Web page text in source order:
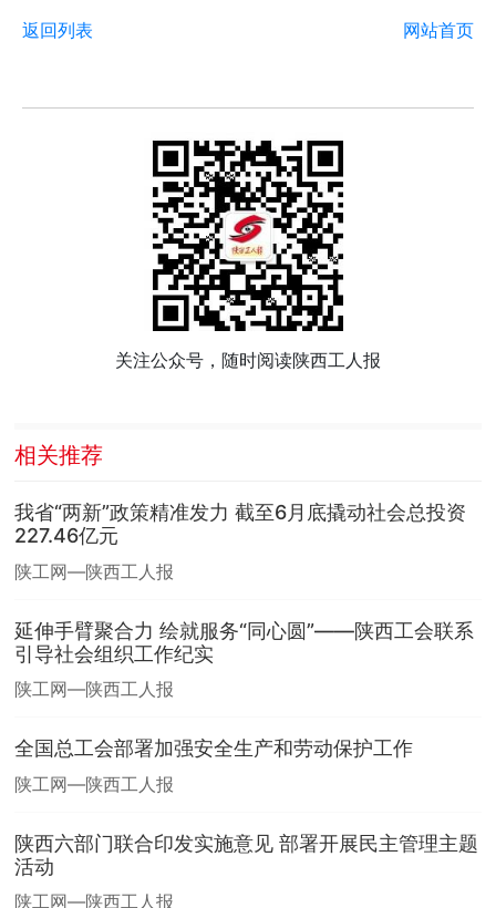
返回列表 网站首页
关注公众号，随时阅读陕西工人报
相关推荐
我省“两新”政策精准发力 截至6月底撬动社会总投资
227.46亿元
陕工网—陕西工人报
延伸手臂聚合力 绘就服务“同心圆”——陕西工会联系
引导社会组织工作纪实
陕工网—陕西工人报
全国总工会部署加强安全生产和劳动保护工作
陕工网—陕西工人报
陕西六部门联合印发实施意见 部署开展民主管理主题
活动
陕工网—陕西工人报